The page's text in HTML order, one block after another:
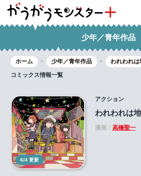
少年／青年作品
ホーム 少年／青年作品
われわれは
コミックス情報一覧
6/4 更新
アクション
われわれは
漫画： 高橋聖一